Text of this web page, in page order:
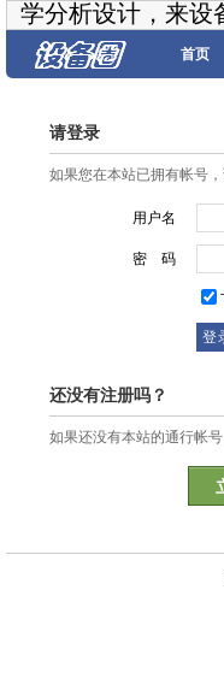
学分析设计，来设
首页
请登录
如果您在本站已拥有帐号
用户名
密 码
还没有注册吗？
如果还没有本站的通行帐